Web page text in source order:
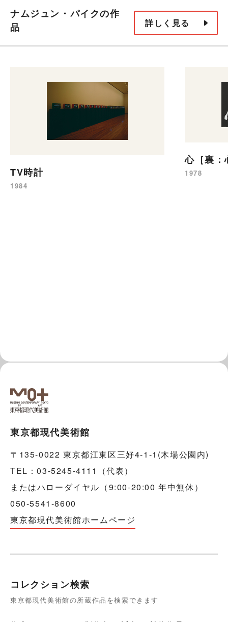
ナムジュン・パイクの作
品
詳しく見る
TV時計
1984
心［裏
1978
東京都現代美術館
〒135-0022 東京都江東区三好4-1-1(木場公園内)
TEL：03-5245-4111（代表）
またはハローダイヤル（9:00-20:00 年中無休）
050-5541-8600
東京都現代美術館ホームページ
コレクション検索
東京都現代美術館の所蔵作品を検索できます